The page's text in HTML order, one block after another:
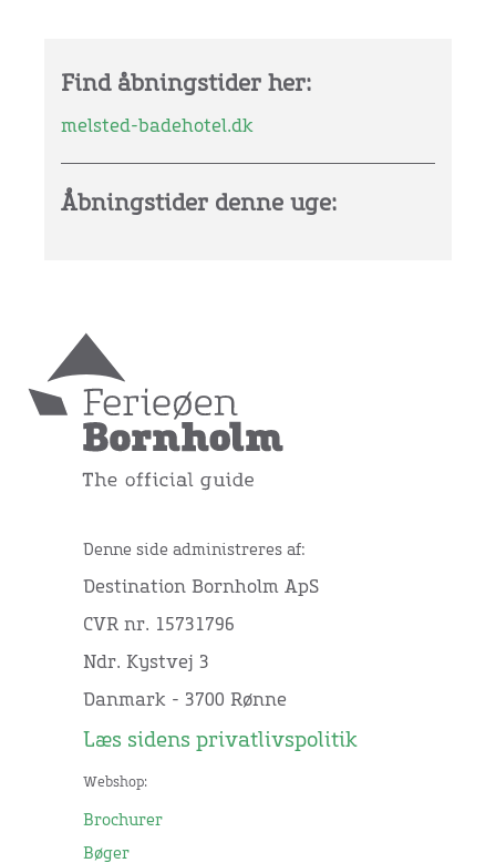
Find åbningstider her:
melsted-badehotel.dk
Åbningstider denne uge:
Denne side administreres af:
Destination Bornholm ApS
CVR nr. 15731796
Ndr. Kystvej 3
Danmark - 3700 Rønne
Læs sidens privatlivspolitik
Webshop:
Brochurer
Bøger